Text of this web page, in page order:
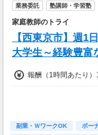
最寄駅の方も無理なく
￣￣Ｖ￣￣￣￣￣￣￣
西武池袋線やJR中央
保谷駅、大泉学園、
業務委託 塾講師・学習塾
家庭教師のトライ
【西東京市】週1
大学生～経験豊富
報酬（1時間あたり
副業・ＷワークOK ボー